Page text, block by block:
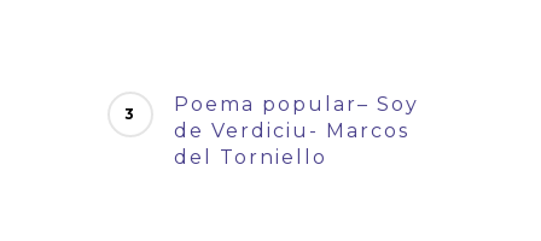
Poema popular– Soy
de Verdiciu- Marcos
del Torniello